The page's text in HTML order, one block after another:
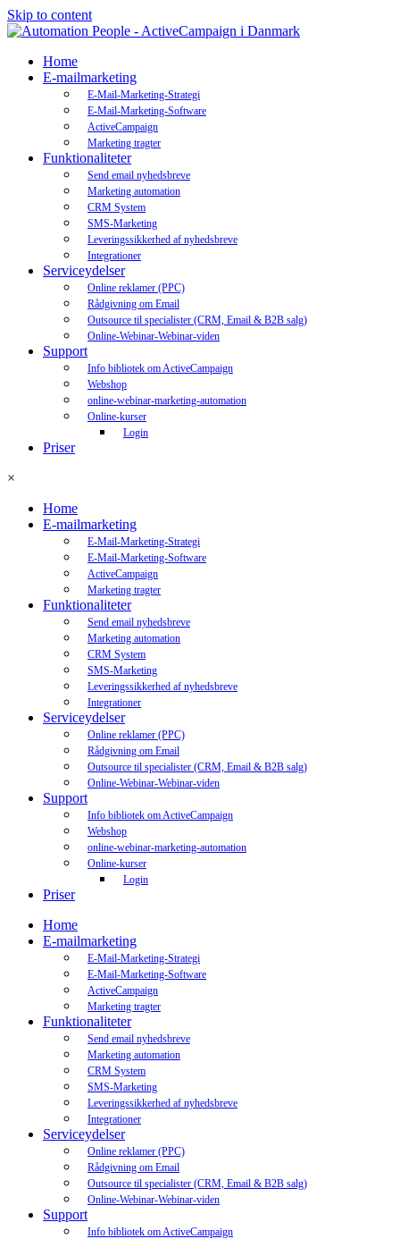
Skip to content
Home
E-mailmarketing
E-Mail-Marketing-Strategi
E-Mail-Marketing-Software
ActiveCampaign
Marketing tragter
Funktionaliteter
Send email nyhedsbreve
Marketing automation
CRM System
SMS-Marketing
Leveringssikkerhed af nyhedsbreve
Integrationer
Serviceydelser
Online reklamer (PPC)
Rådgivning om Email
Outsource til specialister (CRM, Email & B2B salg)
Online-Webinar-Webinar-viden
Support
Info bibliotek om ActiveCampaign
Webshop
online-webinar-marketing-automation
Online-kurser
Login
Priser
×
Home
E-mailmarketing
E-Mail-Marketing-Strategi
E-Mail-Marketing-Software
ActiveCampaign
Marketing tragter
Funktionaliteter
Send email nyhedsbreve
Marketing automation
CRM System
SMS-Marketing
Leveringssikkerhed af nyhedsbreve
Integrationer
Serviceydelser
Online reklamer (PPC)
Rådgivning om Email
Outsource til specialister (CRM, Email & B2B salg)
Online-Webinar-Webinar-viden
Support
Info bibliotek om ActiveCampaign
Webshop
online-webinar-marketing-automation
Online-kurser
Login
Priser
Home
E-mailmarketing
E-Mail-Marketing-Strategi
E-Mail-Marketing-Software
ActiveCampaign
Marketing tragter
Funktionaliteter
Send email nyhedsbreve
Marketing automation
CRM System
SMS-Marketing
Leveringssikkerhed af nyhedsbreve
Integrationer
Serviceydelser
Online reklamer (PPC)
Rådgivning om Email
Outsource til specialister (CRM, Email & B2B salg)
Online-Webinar-Webinar-viden
Support
Info bibliotek om ActiveCampaign